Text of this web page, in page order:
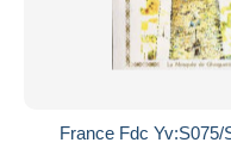
France Fdc